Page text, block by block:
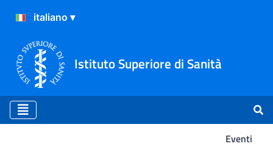
Istituto Superiore di Sanità
Eventi